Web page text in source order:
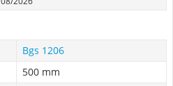
Bgs 1206
500 mm